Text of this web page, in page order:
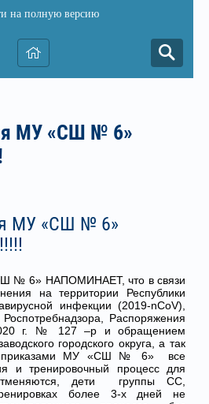
на полную версию
МУ «СШ № 6»
МУ «СШ № 6»
№ 6» НАПОМИНАЕТ, что в связи
на территории Республики
инфекции (2019-nCoV),
Распоряжения
г. № 127 –р и обращением
городского округа, а так
приказами МУ «СШ № 6» все
и тренировочный процесс для
дети группы СС,
более 3-х дней не